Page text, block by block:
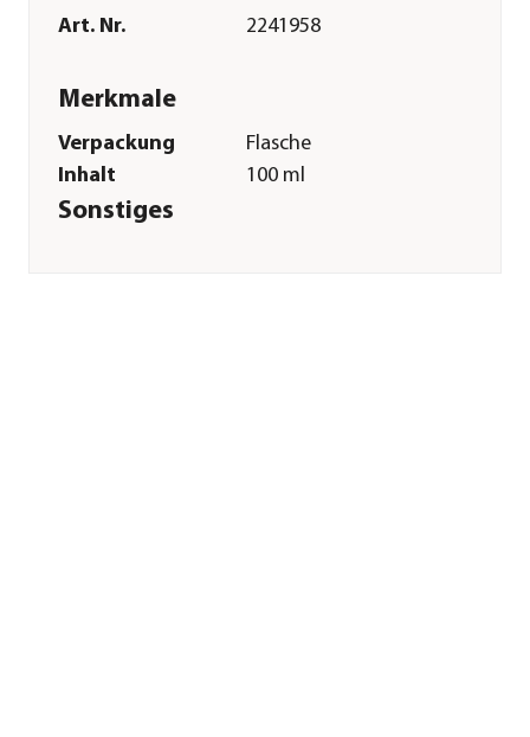
Art. Nr. 2241958
Merkmale
Verpackung
Flasche
Inhalt
100 ml
Sonstiges